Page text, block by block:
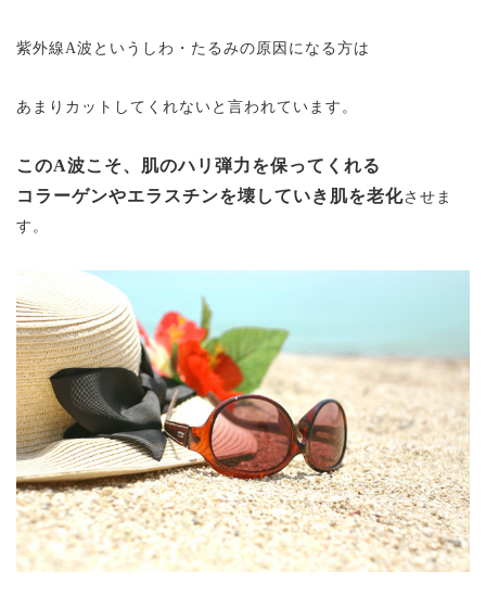
紫外線A波というしわ・たるみの原因になる方は
あまりカットしてくれないと言われています。
このA波こそ、肌のハリ弾力を保ってくれる
コラーゲンやエラスチンを壊していき肌を老化させま
す。